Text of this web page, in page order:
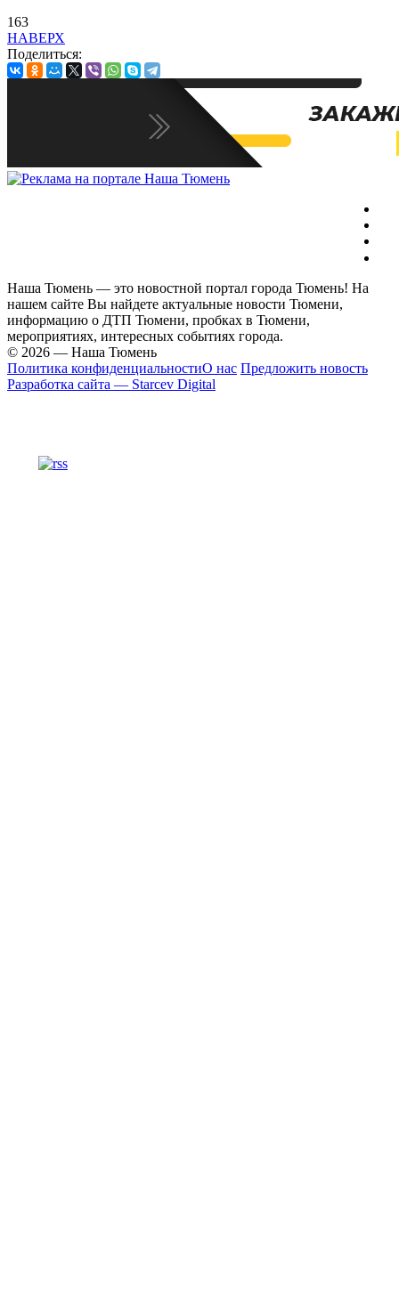
163
НАВЕРХ
Поделиться:
Наша Тюмень — это новостной портал города Тюмень! На
нашем сайте Вы найдете актуальные новости Тюмени,
информацию о ДТП Тюмени, пробках в Тюмени,
мероприятиях, интересных событиях города.
© 2026 — Наша Тюмень
Политика конфиденциальностиО нас Предложить новость
Разработка сайта — Starcev Digital